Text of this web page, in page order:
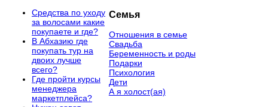
Средства по уходу
за волосами какие
покупаете и где?
В Абхазию где
покупать тур на
двоих лучше
всего?
Где пройти курсы
менеджера
маркетплейса?
Семья
Отношения в семье
Свадьба
Беременность и роды
Подарки
Психология
Дети
А я холост(ая)